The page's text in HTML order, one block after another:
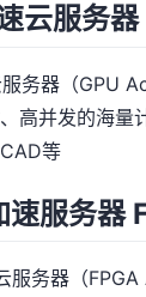
云服务器
务器（GPU
高并发的海量
等
速服务器
服务器（